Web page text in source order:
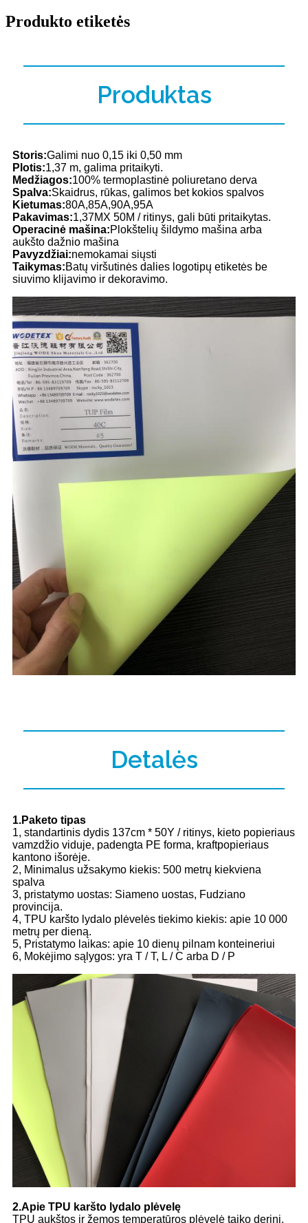
Produkto etiketės
Produktas
Storis:Galimi nuo 0,15 iki 0,50 mm
Plotis:1,37 m, galima pritaikyti.
Medžiagos:100% termoplastinė poliuretano derva
Spalva:Skaidrus, rūkas, galimos bet kokios spalvos
Kietumas:80A,85A,90A,95A
Pakavimas:1,37MX 50M / ritinys, gali būti pritaikytas.
Operacinė mašina:Plokštelių šildymo mašina arba
aukšto dažnio mašina
Pavyzdžiai:nemokamai siųsti
Taikymas:Batų viršutinės dalies logotipų etiketės be
siuvimo klijavimo ir dekoravimo.
Detalės
1.Paketo tipas
1, standartinis dydis 137cm * 50Y / ritinys, kieto popieriaus
vamzdžio viduje, padengta PE forma, kraftpopieriaus
kantono išorėje.
2, Minimalus užsakymo kiekis: 500 metrų kiekviena
spalva
3, pristatymo uostas: Siameno uostas, Fudziano
provincija.
4, TPU karšto lydalo plėvelės tiekimo kiekis: apie 10 000
metrų per dieną.
5, Pristatymo laikas: apie 10 dienų pilnam konteineriui
6, Mokėjimo sąlygos: yra T / T, L / C arba D / P
2.Apie TPU karšto lydalo plėvelę
TPU aukštos ir žemos temperatūros plėvelė taiko derinį,